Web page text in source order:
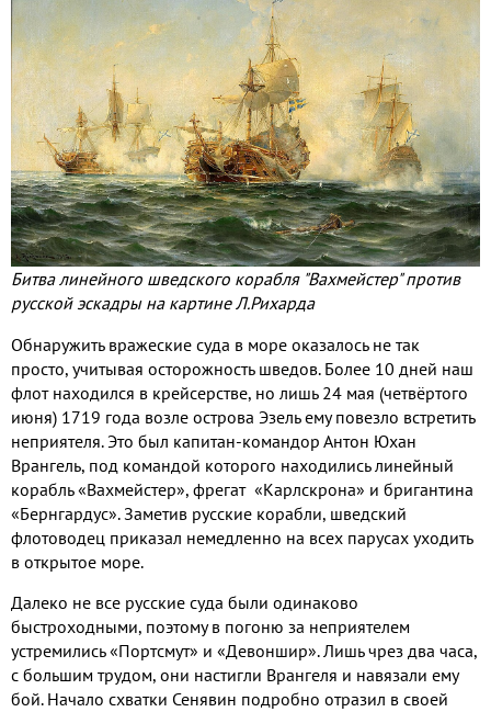
Битва линейного шведского корабля "Вахмейстер" против
русской эскадры на картине Л.Рихарда
Обнаружить вражеские суда в море оказалось не так
просто, учитывая осторожность шведов. Более 10 дней наш
флот находился в крейсерстве, но лишь 24 мая (четвёртого
июня) 1719 года возле острова Эзель ему повезло встретить
неприятеля. Это был капитан-командор Антон Юхан
Врангель, под командой которого находились линейный
корабль «Вахмейстер», фрегат «Карлскрона» и бригантина
«Бернгардус». Заметив русские корабли, шведский
флотоводец приказал немедленно на всех парусах уходить
в открытое море.
Далеко не все русские суда были одинаково
быстроходными, поэтому в погоню за неприятелем
устремились «Портсмут» и «Девоншир». Лишь чрез два часа,
с большим трудом, они настигли Врангеля и навязали ему
бой. Начало схватки Сенявин подробно отразил в своей